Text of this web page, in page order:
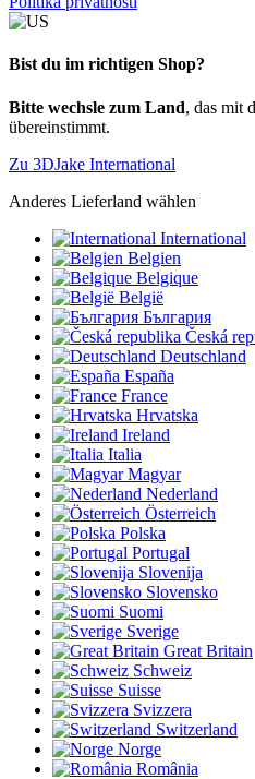
Bist du im richtigen Shop?
Bitte wechsle zum Land, das mit
übereinstimmt.
Zu 3DJake International
Anderes Lieferland wählen
International
Belgien
Belgique
België
България
Česká
Deutschland
España
France
Hrvatska
Ireland
Italia
Magyar
Nederland
Österreich
Polska
Portugal
Slovenija
Slovensko
Suomi
Sverige
Great Britain
Schweiz
Suisse
Svizzera
Switzerland
Norge
România